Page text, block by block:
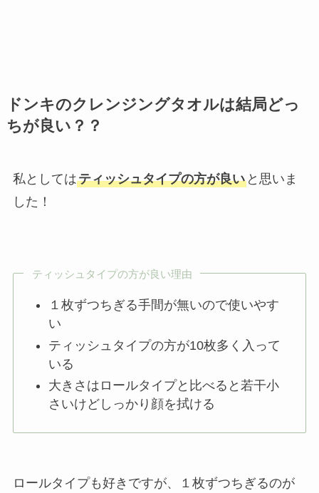
ドンキのクレンジングタオルは結局どっ
ちが良い？？
私としてはティッシュタイプの方が良いと思いま
した！
ティッシュタイプの方が良い理由
１枚ずつちぎる手間が無いので使いやす
い
ティッシュタイプの方が10枚多く入って
いる
大きさはロールタイプと比べると若干小
さいけどしっかり顔を拭ける
ロールタイプも好きですが、１枚ずつちぎるのが